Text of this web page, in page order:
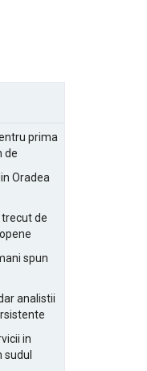
prima
de
Oradea
trecut de
spun
analistii
in